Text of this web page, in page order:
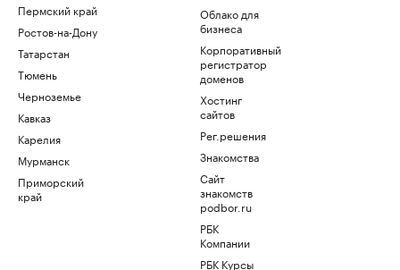
Пермский край
Ростов-на-Дону
Татарстан
Тюмень
Черноземье
Кавказ
Карелия
Мурманск
Приморский
край
Облако для
бизнеса
Корпоративный
регистратор
доменов
Хостинг
сайтов
Рег.решения
Знакомства
Сайт
знакомств
podbor.ru
РБК
Компании
РБК Курсы